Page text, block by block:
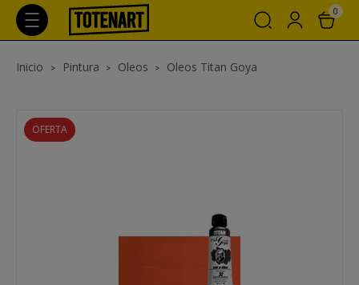
0
Inicio Pintura Oleos Oleos Titan Goya
OFERTA